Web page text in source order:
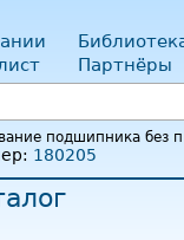
Партнёры
подшипника без
180205